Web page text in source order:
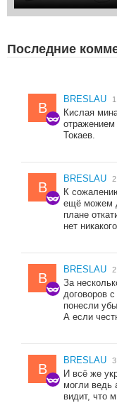
Последние
B
BRESLAU
Кислая
отражением
Токаев.
B
BRESLAU
К
ещё можем
плане
нет
B
BRESLAU
За
договоров
понесли
А если
B
BRESLAU
И всё же
могли ведь
видит, что